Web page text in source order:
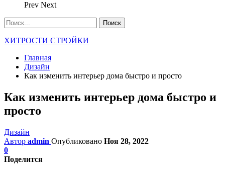
Prev Next
ХИТРОСТИ СТРОЙКИ
Главная
Дизайн
Как изменить интерьер дома быстро и просто
Как изменить интерьер дома быстро и
просто
Дизайн
Автор admin Опубликовано Ноя 28, 2022
0
Поделится